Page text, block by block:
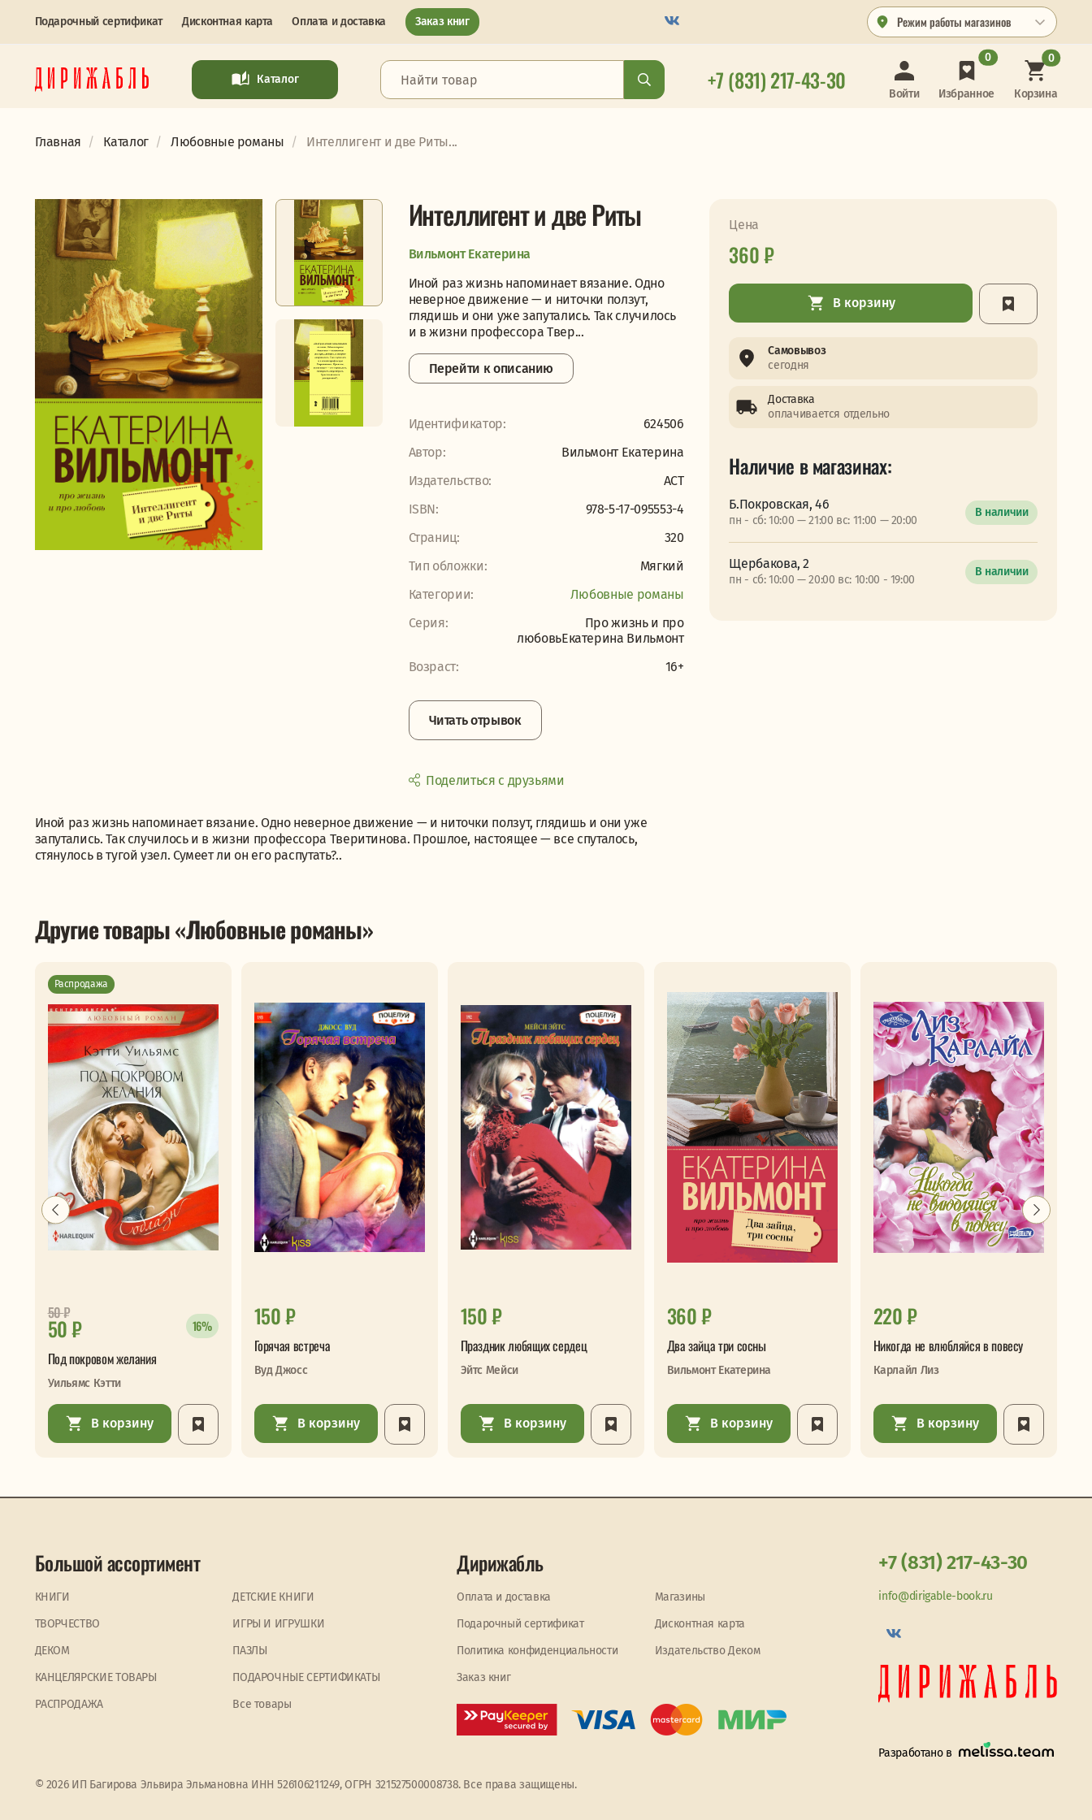
Подарочный сертификат Дисконтная карта Оплата и доставка Заказ книг Режим работы магазинов
Каталог +7 (831) 217-43-30 Войти Избранное
0
Корзина
0
Главная Каталог Любовные романы Интеллигент и две Риты...
Интеллигент и две Риты
Вильмонт Екатерина
Иной раз жизнь напоминает вязание. Одно
неверное движение — и ниточки ползут,
глядишь и они уже запутались. Так случилось
и в жизни профессора Твер...
Перейти к описанию
Идентификатор:
624506
Автор:
Вильмонт Екатерина
Издательство:
АСТ
ISBN:
978-5-17-095553-4
Страниц:
320
Тип обложки:
Мягкий
Категории:
Любовные романы
Серия:
Про жизнь и про
любовьЕкатерина Вильмонт
Возраст:
16+
Читать отрывок
Поделиться с друзьями
Иной раз жизнь напоминает вязание. Одно неверное движение — и ниточки ползут, глядишь и они уже
запутались. Так случилось и в жизни профессора Тверитинова. Прошлое, настоящее — все спуталось,
стянулось в тугой узел. Сумеет ли он его распутать?..
Цена
360 ₽
В корзину
Самовывоз
сегодня
Доставка
оплачивается отдельно
Наличие в магазинах:
Б.Покровская, 46
пн - сб: 10:00 — 21:00 вс: 11:00 — 20:00
В наличии
Щербакова, 2
пн - сб: 10:00 — 20:00 вс: 10:00 - 19:00
В наличии
Другие товары «Любовные романы»
Распродажа
50 ₽
50₽
16%
Под покровом желания
Уильямс Кэтти
В корзину
150 ₽
Горячая встреча
Вуд Джосс
В корзину
150 ₽
Праздник любящих сердец
Эйтс Мейси
В корзину
360 ₽
Два зайца три сосны
Вильмонт Екатерина
В корзину
220 ₽
Никогда не влюбляйся в повесу
Карлайл Лиз
В корзину
Большой ассортимент
КНИГИ
ДЕТСКИЕ КНИГИ
ТВОРЧЕСТВО
ИГРЫ И ИГРУШКИ
ДЕКОМ
ПАЗЛЫ
КАНЦЕЛЯРСКИЕ ТОВАРЫ
ПОДАРОЧНЫЕ СЕРТИФИКАТЫ
PАСПРОДАЖА
Все товары
Дирижабль
Оплата и доставка
Магазины
Подарочный сертификат
Дисконтная карта
Политика конфиденциальности
Издательство Деком
Заказ книг
+7 (831) 217-43-30
info@dirigable-book.ru
Разработано в
© 2026 ИП Багирова Эльвира Эльмановна ИНН 526106211249, ОГРН 321527500008738. Все права защищены.